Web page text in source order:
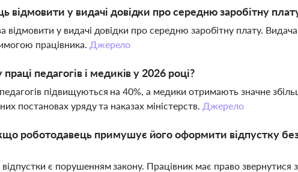
відмовити у видачі довідки про середню заробітну
відмовити у видачі довідки про середню заробітну плату. Видача
працівника. Джерело
педагогів і медиків у 2026 році?
підвищуються на 40%, а медики отримають значне
постановах уряду та наказах міністерств. Джерело
роботодавець примушує його оформити відпустку
є порушенням закону. Працівник має право звернутися